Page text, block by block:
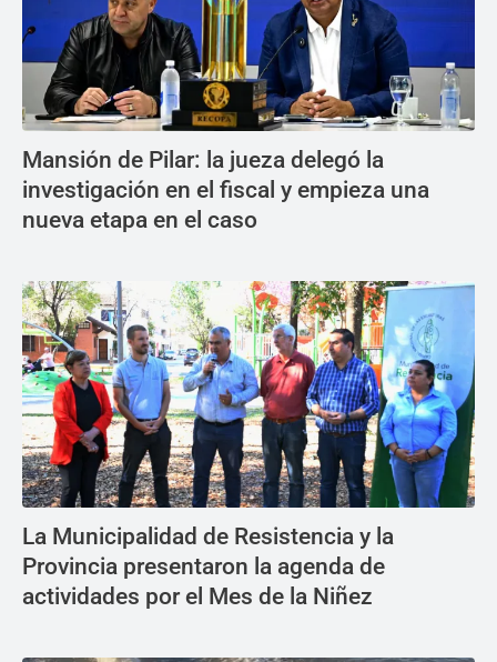
Mansión de Pilar: la jueza delegó la
investigación en el fiscal y empieza una
nueva etapa en el caso
La Municipalidad de Resistencia y la
Provincia presentaron la agenda de
actividades por el Mes de la Niñez